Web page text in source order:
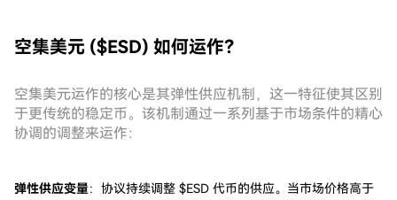
空集美元 ($ESD) 如何运作？
空集美元运作的核心是其弹性供应机制，这一特征使其区别
于更传统的稳定币。该机制通过一系列基于市场条件的精心
协调的调整来运作：
弹性供应变量：协议持续调整 $ESD 代币的供应。当市场价格高于